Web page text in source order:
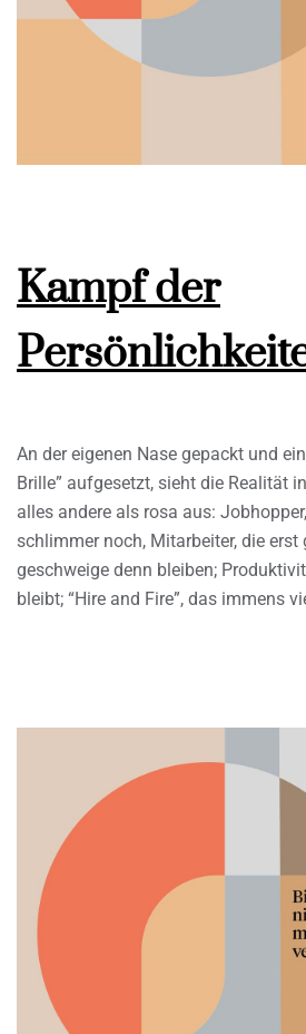
Kampf der
An der eigenen Nase gepackt und
Brille” aufgesetzt, sieht die Realität
alles andere als rosa aus:
schlimmer noch, Mitarbeiter, die
geschweige denn bleiben;
bleibt; “Hire and Fire”, das immens